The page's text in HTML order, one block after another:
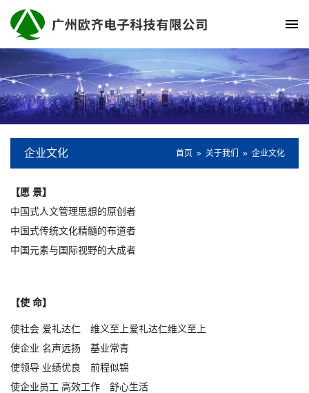
企业文化 首页 » 关于我们 » 企业文化
【愿 景】
中国式人文管理思想的原创者
中国式传统文化精髓的布道者
中国元素与国际视野的大成者
【使 命】
使社会 爱礼达仁 维义至上爱礼达仁维义至上
使企业 名声远扬 基业常青
使领导 业绩优良 前程似锦
使企业员工 高效工作 舒心生活